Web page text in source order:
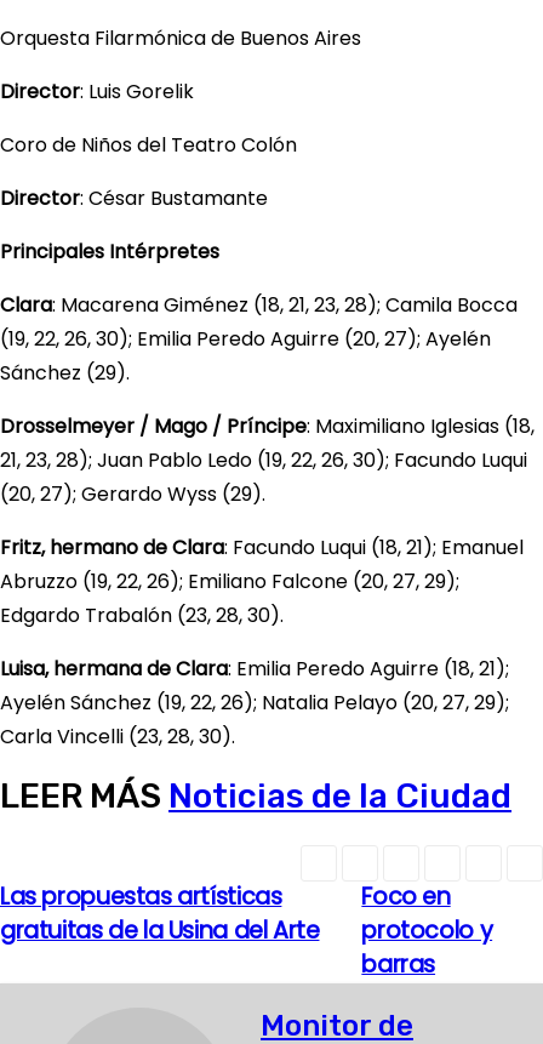
Orquesta Filarmónica de Buenos Aires
Director: Luis Gorelik
Coro de Niños del Teatro Colón
Director: César Bustamante
Principales Intérpretes
Clara: Macarena Giménez (18, 21, 23, 28); Camila Bocca
(19, 22, 26, 30); Emilia Peredo Aguirre (20, 27); Ayelén
Sánchez (29).
Drosselmeyer / Mago / Príncipe: Maximiliano Iglesias (18,
21, 23, 28); Juan Pablo Ledo (19, 22, 26, 30); Facundo Luqui
(20, 27); Gerardo Wyss (29).
Fritz, hermano de Clara: Facundo Luqui (18, 21); Emanuel
Abruzzo (19, 22, 26); Emiliano Falcone (20, 27, 29);
Edgardo Trabalón (23, 28, 30).
Luisa, hermana de Clara: Emilia Peredo Aguirre (18, 21);
Ayelén Sánchez (19, 22, 26); Natalia Pelayo (20, 27, 29);
Carla Vincelli (23, 28, 30).
LEER MÁS Noticias de la Ciudad
N
a
Foco en
protocolo y
barras
Las propuestas artísticas
gratuitas de la Usina del Arte
Monitor de